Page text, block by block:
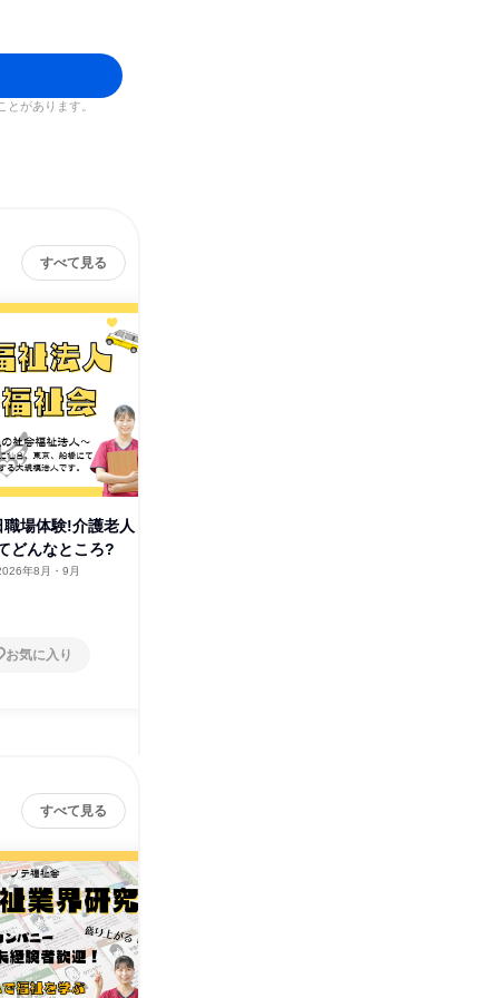
があります。
すべて見る
職場体験!介護老人
どんなところ?
年8月・9月
お気に入り
すべて見る